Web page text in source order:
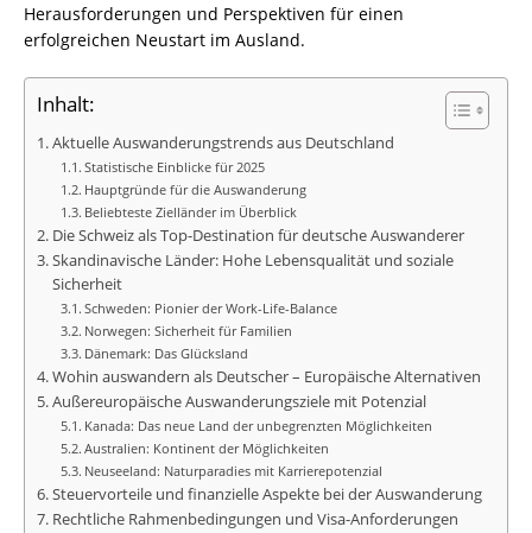
Herausforderungen und Perspektiven für einen
erfolgreichen Neustart im Ausland.
Inhalt:
Aktuelle Auswanderungstrends aus Deutschland
Statistische Einblicke für 2025
Hauptgründe für die Auswanderung
Beliebteste Zielländer im Überblick
Die Schweiz als Top-Destination für deutsche Auswanderer
Skandinavische Länder: Hohe Lebensqualität und soziale
Sicherheit
Schweden: Pionier der Work-Life-Balance
Norwegen: Sicherheit für Familien
Dänemark: Das Glücksland
Wohin auswandern als Deutscher – Europäische Alternativen
Außereuropäische Auswanderungsziele mit Potenzial
Kanada: Das neue Land der unbegrenzten Möglichkeiten
Australien: Kontinent der Möglichkeiten
Neuseeland: Naturparadies mit Karrierepotenzial
Steuervorteile und finanzielle Aspekte bei der Auswanderung
Rechtliche Rahmenbedingungen und Visa-Anforderungen